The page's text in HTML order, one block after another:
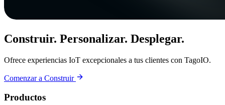
Construir. Personalizar. Desplegar.
Ofrece experiencias IoT excepcionales a tus clientes con TagoIO.
Comenzar a Construir
Productos